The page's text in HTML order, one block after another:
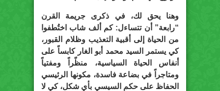
وهنا يحق لك، في ذكرى جريمة القرن
“رابعة” أن تتساءل: كم ألف شاب اختُطفوا
من الحياة إلى أقبية التعذيب وظلام القبور،
كي يستمر السيد محمد أبو الغار كابساً على
أنفاس الحياة السياسية، منظّراً ومفتياً
ومتاجراً في بضاعة فاسدة، مكونها الرئيسي
الحفاظ على حكم السيسي بأي شكل، كي لا